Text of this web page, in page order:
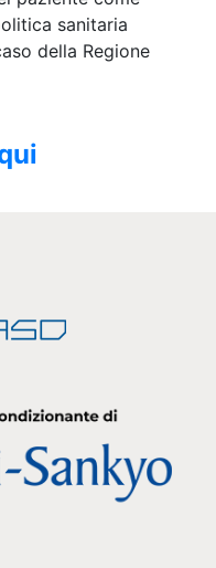
sanitaria
della Regione